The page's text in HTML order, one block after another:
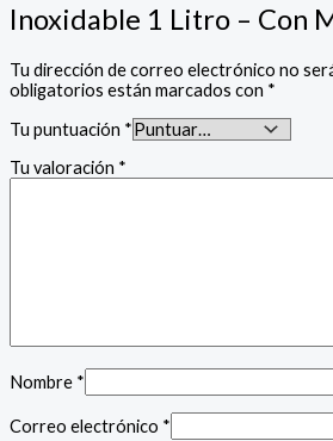
Inoxidable 1 Litro – Con
Tu dirección de correo electrónico no
obligatorios están marcados con *
Tu puntuación *
Tu valoración *
Nombre *
Correo electrónico *